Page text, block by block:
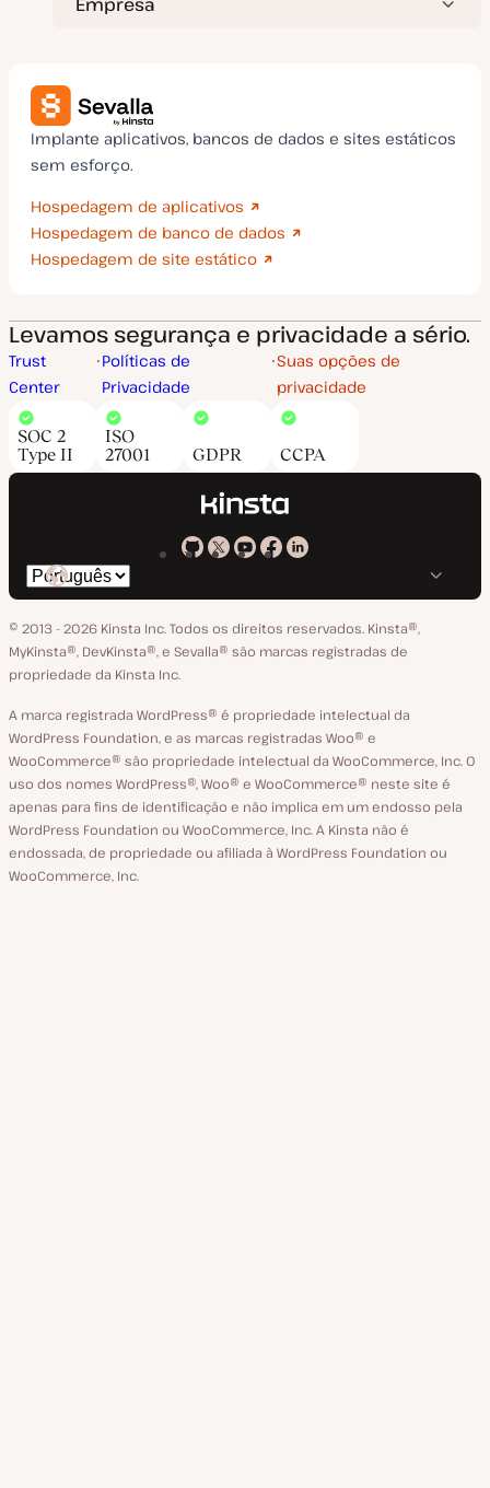
Implante aplicativos, bancos de dados e sites estáticos
sem esforço.
Hospedagem de aplicativos
Hospedagem de banco de dados
Hospedagem de site estático
Levamos segurança e privacidade a sério.
Trust
Center
Políticas de
Privacidade
Suas opções de
privacidade
SOC 2
Type II
ISO
27001
GDPR CCPA
Kinsta
GitHub
Kinsta
X
Kinsta
YouTube
Kinsta
Facebook
Kinsta
LinkedIn
Trocar
o
idioma
© 2013 - 2026 Kinsta Inc. Todos os direitos reservados. Kinsta®‚
MyKinsta®‚ DevKinsta®‚ e Sevalla® são marcas registradas de
propriedade da Kinsta Inc.
A marca registrada WordPress® é propriedade intelectual da
WordPress Foundation, e as marcas registradas Woo® e
WooCommerce® são propriedade intelectual da WooCommerce, Inc. O
uso dos nomes WordPress®, Woo® e WooCommerce® neste site é
apenas para fins de identificação e não implica em um endosso pela
WordPress Foundation ou WooCommerce, Inc. A Kinsta não é
endossada, de propriedade ou afiliada à WordPress Foundation ou
WooCommerce, Inc.